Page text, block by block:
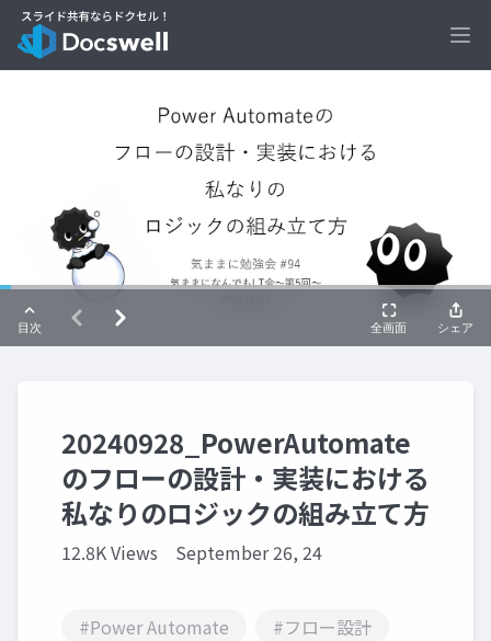
20240928_PowerAutomate
のフローの設計・実装における
私なりのロジックの組み立て方
12.8K Views September 26, 24
#Power Automate
#フロー設計